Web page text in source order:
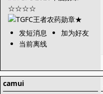
发短消息
加为好友
当前离线
camui